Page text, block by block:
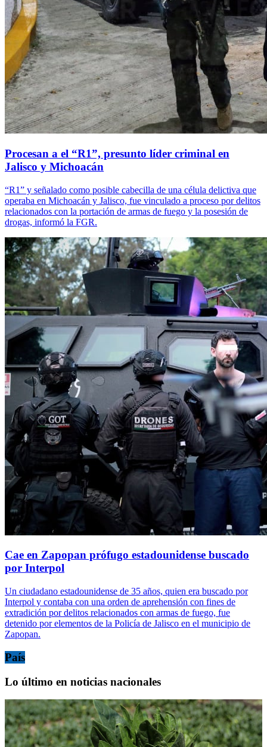
Procesan a el “R1”, presunto líder criminal en
Jalisco y Michoacán
“R1” y señalado como posible cabecilla de una célula delictiva que
operaba en Michoacán y Jalisco, fue vinculado a proceso por delitos
relacionados con la portación de armas de fuego y la posesión de
drogas, informó la FGR.
Cae en Zapopan prófugo estadounidense buscado
por Interpol
Un ciudadano estadounidense de 35 años, quien era buscado por
Interpol y contaba con una orden de aprehensión con fines de
extradición por delitos relacionados con armas de fuego, fue
detenido por elementos de la Policía de Jalisco en el municipio de
Zapopan.
País
Lo último en noticias nacionales